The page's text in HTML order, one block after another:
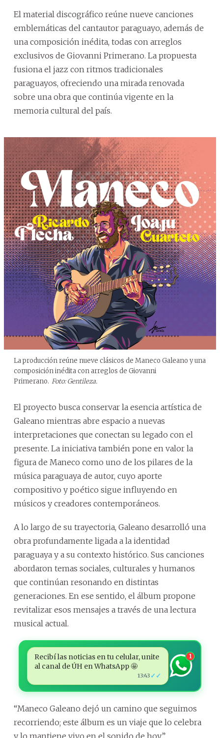
El material discográfico reúne nueve canciones
emblemáticas del cantautor paraguayo, además de
una composición inédita, todas con arreglos
exclusivos de Giovanni Primerano. La propuesta
fusiona el jazz con ritmos tradicionales
paraguayos, ofreciendo una mirada renovada
sobre una obra que continúa vigente en la
memoria cultural del país.
La producción reúne nueve clásicos de Maneco Galeano y una
composición inédita con arreglos de Giovanni
Primerano. Foto: Gentileza.
El proyecto busca conservar la esencia artística de
Galeano mientras abre espacio a nuevas
interpretaciones que conectan su legado con el
presente. La iniciativa también pone en valor la
figura de Maneco como uno de los pilares de la
música paraguaya de autor, cuyo aporte
compositivo y poético sigue influyendo en
músicos y creadores contemporáneos.
A lo largo de su trayectoria, Galeano desarrolló una
obra profundamente ligada a la identidad
paraguaya y a su contexto histórico. Sus canciones
abordaron temas sociales, culturales y humanos
que continúan resonando en distintas
generaciones. En ese sentido, el álbum propone
revitalizar esos mensajes a través de una lectura
musical actual.
Recibí las noticias en tu celular, unite
al canal de ÚH en WhatsApp 🤩
13:43 ✓✓
1
“Maneco Galeano dejó un camino que seguimos
recorriendo; este álbum es un viaje que lo celebra
y lo mantiene vivo en el sonido de hoy”,